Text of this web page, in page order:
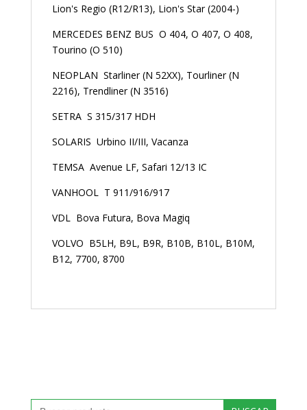
Lion's Regio (R12/R13), Lion's Star (2004-)
MERCEDES BENZ BUS O 404, O 407, O 408,
Tourino (O 510)
NEOPLAN Starliner (N 52XX), Tourliner (N
2216), Trendliner (N 3516)
SETRA S 315/317 HDH
SOLARIS Urbino II/III, Vacanza
TEMSA Avenue LF, Safari 12/13 IC
VANHOOL T 911/916/917
VDL Bova Futura, Bova Magiq
VOLVO B5LH, B9L, B9R, B10B, B10L, B10M,
B12, 7700, 8700
Buscar: